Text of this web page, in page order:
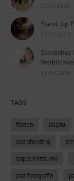
27.07.2026
Stand-Up
23.07.2026
15.06.2026
TAGS
füssen allgäu
paarshooting
tageslichtstudio
paarfotografin